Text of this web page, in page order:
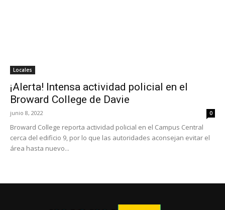
Locales
¡Alerta! Intensa actividad policial en el
Broward College de Davie
junio 8, 2022 0
Broward College reporta actividad policial en el Campus Central
cerca del edificio 9, por lo que las autoridades aconsejan evitar el
área hasta nuevo...